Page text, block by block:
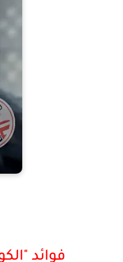
فوائد